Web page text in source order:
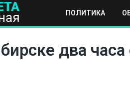
ПОЛИТИКА
ЭКОНОМИКА НАУКА И
два